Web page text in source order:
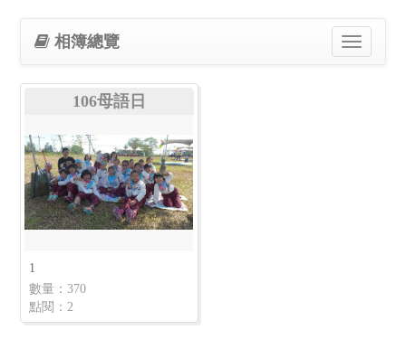
Toggle
navigation
相簿總覽
106母語日
1
數量：370
點閱：2